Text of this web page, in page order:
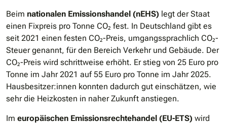
Beim nationalen Emissionshandel (nEHS) legt der Staat
einen Fixpreis pro Tonne CO₂ fest. In Deutschland gibt es
seit 2021 einen festen CO₂-Preis, umgangssprachlich CO₂-
Steuer genannt, für den Bereich Verkehr und Gebäude. Der
CO₂-Preis wird schrittweise erhöht. Er stieg von 25 Euro pro
Tonne im Jahr 2021 auf 55 Euro pro Tonne im Jahr 2025.
Hausbesitzer:innen konnten dadurch gut einschätzen, wie
sehr die Heizkosten in naher Zukunft anstiegen.
Im europäischen Emissionsrechtehandel (EU-ETS) wird